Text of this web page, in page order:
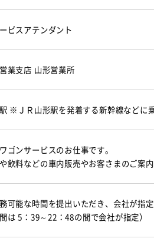
ビスアテンダント
業支店 山形営業所
※ＪＲ山形駅を発着する新幹線などに
ゴンサービスのお仕事です。
飲料などの車内販売やお客さまのご案
可能な時間を提出いただき、会社が指
間は 5：39～22：48の間で会社が指定）